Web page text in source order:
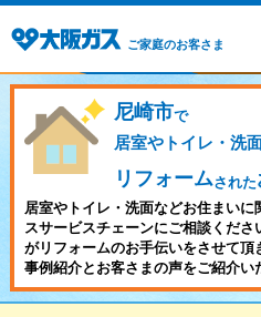
ご家庭のお客さま
尼崎市で
居室やトイレ・洗
リフォームされた
居室やトイレ・洗面などお住まい
スサービスチェーンにご相談くだ
がリフォームのお手伝いをさせて
事例紹介とお客さまの声をご紹介い